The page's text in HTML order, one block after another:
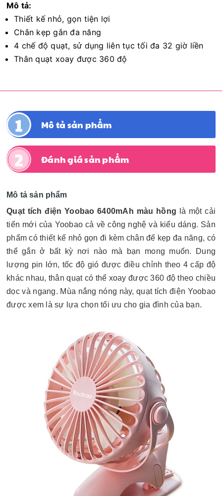
Mô tả:
Thiết kế nhỏ, gọn tiện lợi
Chân kẹp gắn đa năng
4 chế độ quạt, sử dụng liên tục tối đa 32 giờ liền
Thân quạt xoay được 360 độ
Mô tả sản phẩm
Đánh giá sản phẩm
Mô tả sản phẩm
Quạt tích điện Yoobao 6400mAh màu hồng là một cải
tiến mới của Yoobao cả về công nghệ và kiểu dáng. Sản
phẩm có thiết kế nhỏ gọn đi kèm chân đế kẹp đa năng, có
thể gắn ở bất kỳ nơi nào mà bạn mong muốn. Dung
lượng pin lớn, tốc độ gió được điều chỉnh theo 4 cấp độ
khác nhau, thân quạt có thể xoay được 360 độ theo chiều
dọc và ngang. Mùa nắng nóng này, quạt tích điện Yoobao
được xem là sự lựa chọn tối ưu cho gia đình của bạn.